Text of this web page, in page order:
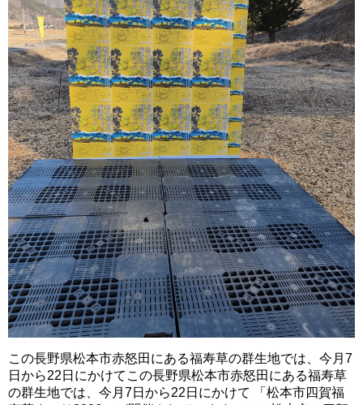
この長野県松本市赤怒田にある福寿草の群生地では、今月7
日から22日にかけてこの長野県松本市赤怒田にある福寿草
の群生地では、今月7日から22日にかけて 「松本市四賀福